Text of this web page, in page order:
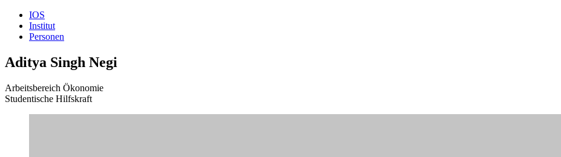
IOS
Institut
Personen
Aditya Singh Negi
Arbeitsbereich Ökonomie
Studentische Hilfskraft